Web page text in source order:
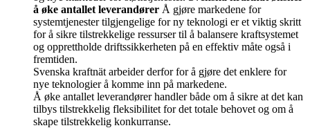
å øke antallet leverandører Å gjøre markedene for
systemtjenester tilgjengelige for ny teknologi er et viktig skritt
for å sikre tilstrekkelige ressurser til å balansere kraftsystemet
og opprettholde driftssikkerheten på en effektiv måte også i
fremtiden.
Svenska kraftnät arbeider derfor for å gjøre det enklere for
nye teknologier å komme inn på markedene.
Å øke antallet leverandører handler både om å sikre at det kan
tilbys tilstrekkelig fleksibilitet for det totale behovet og om å
skape tilstrekkelig konkurranse.